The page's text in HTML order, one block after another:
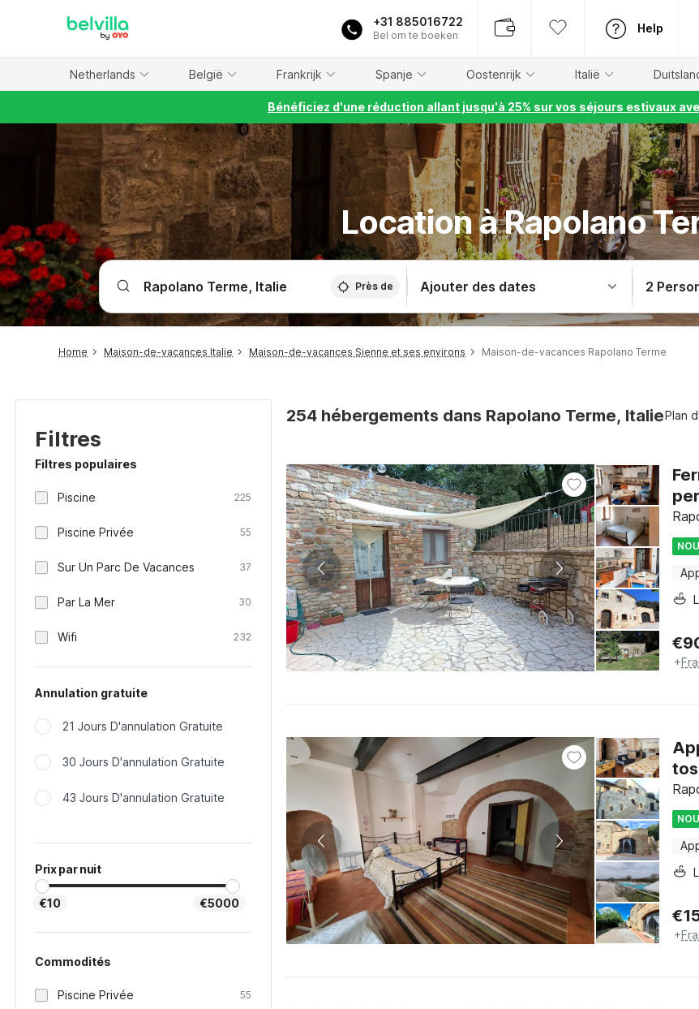
+31 885016722
Bel om te boeken
Help
Netherlands België Frankrijk Spanje Oostenrijk Italië
Bénéficiez d'une réduction allant jusqu'à 25% sur vos séjours estivaux
Location à Rapolano
Près de Ajouter des dates 2
Home Maison-de-vacances Italie Maison-de-vacances Sienne et ses environs Maison-de-vacances Rapolano Terme
Filtres
Filtres populaires
Piscine 225
Piscine Privée 55
Sur Un Parc De Vacances 37
Par La Mer 30
Wifi 232
Annulation gratuite
21 Jours D'annulation Gratuite
30 Jours D'annulation Gratuite
43 Jours D'annulation Gratuite
Prix par nuit
€10 €5000
Commodités
Piscine Privée 55
254 hébergements dans Rapolano Terme, ItaliePlan
€
+
€
+